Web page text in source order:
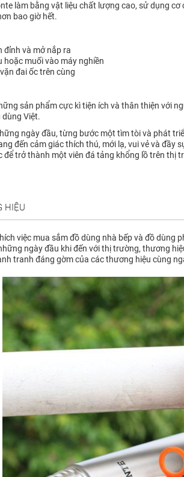
làm bằng vật liệu chất lượng cao, sử dụng
bao giờ hết.
đỉnh và mở nắp ra
hoặc muối vào máy nghiền
đai ốc trên cùng
sản phẩm cực kì tiện ích và thân thiện với
Việt.
ngày đầu, từng bước một tìm tòi và phát
đến cảm giác thích thú, mới lạ, vui vẻ và
để trở thành một viên đá tảng khổng lồ trên thị
HIỆU
việc mua sắm đồ dùng nhà bếp và đồ dùng
ngày đầu khi đến với thị trường, thương
tranh đáng gờm của các thương hiệu cùng